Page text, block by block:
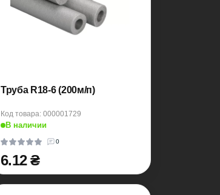
Труба R18-6 (200м/п)
Код товара: 000001729
В наличии
0
6.12 ₴